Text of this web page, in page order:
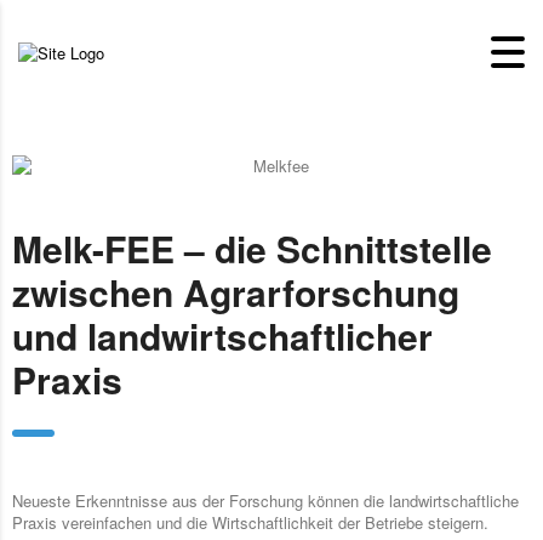
Melk-FEE – die Schnittstelle
zwischen Agrarforschung
und landwirtschaftlicher
Praxis
Neueste Erkenntnisse aus der Forschung können die landwirtschaftliche
Praxis vereinfachen und die Wirtschaftlichkeit der Betriebe steigern.